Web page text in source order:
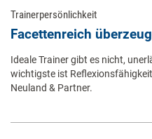
Trainerpersönlichkeit
Facettenreich
Ideale Trainer gibt es nicht,
wichtigste ist
Neuland & Partner.